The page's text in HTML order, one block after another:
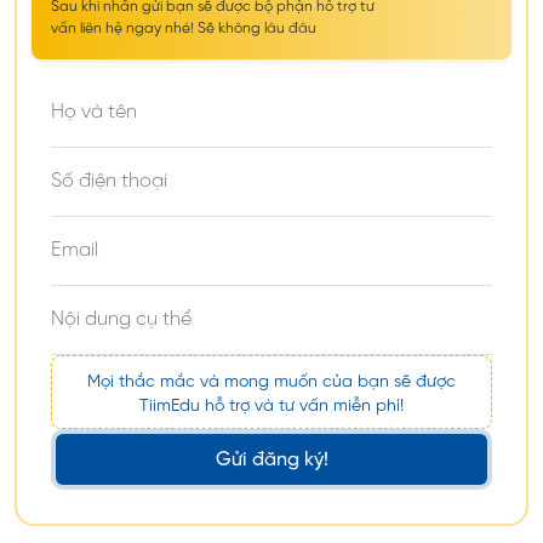
Điện thoại:0949111566
Email:support@tiimedu.vn
Sau khi nhấn gửi bạn sẽ được bộ phận hỗ trợ tư
vấn liên hệ ngay nhé! Sẽ không lâu đâu
Mọi thắc mắc và mong muốn của bạn sẽ được
TiimEdu hỗ trợ và tư vấn miễn phí!
Gửi đăng ký!